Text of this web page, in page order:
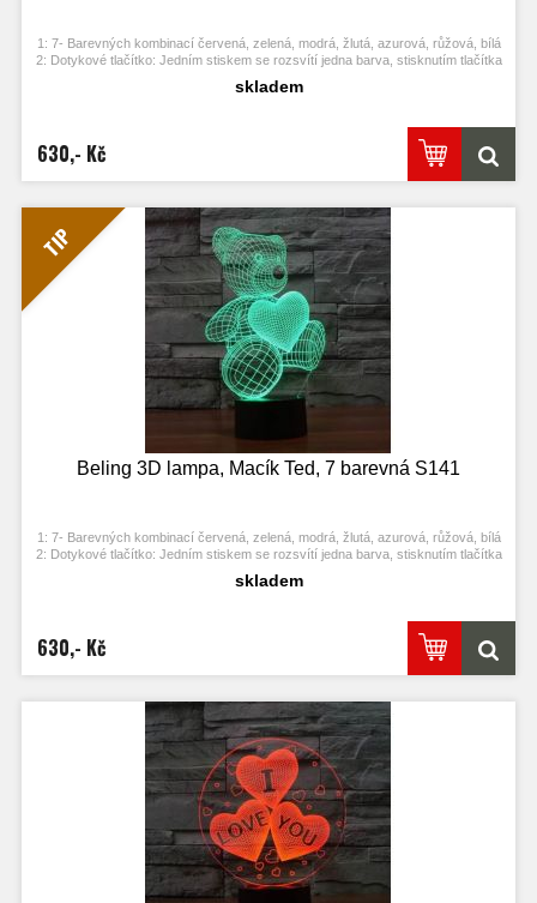
1: 7- Barevných kombinací červená, zelená, modrá, žlutá, azurová, růžová, bílá
2: Dotykové tlačítko: Jedním stiskem se rozsvítí jedna barva, stisknutím tlačítka
3: Automaticky režim změny barvy. Stiskněte dotykové tlačítko na poslední
4: S napájecím adaptérem USB jej můžete připojit k domácí zásuvce nebo k
5: Úspora energie. Výkon: 0.012kw.h / 24 hodin, Životnost LED: 50000 hodin
skladem
630,- Kč
TIP
Beling 3D lampa, Macík Ted, 7 barevná S141
1: 7- Barevných kombinací červená, zelená, modrá, žlutá, azurová, růžová, bílá
2: Dotykové tlačítko: Jedním stiskem se rozsvítí jedna barva, stisknutím tlačítka
3: Automaticky režim změny barvy. Stiskněte dotykové tlačítko na poslední
4: S napájecím adaptérem USB jej můžete připojit k domácí zásuvce nebo k
5: Úspora energie. Výkon: 0.012kw.h / 24 hodin, Životnost LED: 50000 hodin
skladem
630,- Kč